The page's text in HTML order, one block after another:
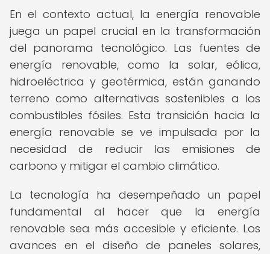
En el contexto actual, la energía renovable
juega un papel crucial en la transformación
del panorama tecnológico. Las fuentes de
energía renovable, como la solar, eólica,
hidroeléctrica y geotérmica, están ganando
terreno como alternativas sostenibles a los
combustibles fósiles. Esta transición hacia la
energía renovable se ve impulsada por la
necesidad de reducir las emisiones de
carbono y mitigar el cambio climático.
La tecnología ha desempeñado un papel
fundamental al hacer que la energía
renovable sea más accesible y eficiente. Los
avances en el diseño de paneles solares,